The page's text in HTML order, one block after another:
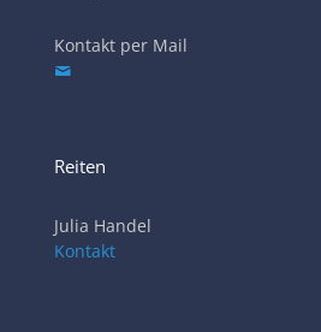
Kontakt per Mail
Reiten
Julia Handel
Kontakt